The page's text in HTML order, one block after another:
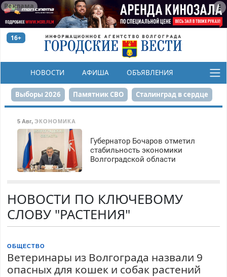
Реклама
16+
НОВОСТИ АФИША ОБЪЯВЛЕНИЯ
КОНКУРСЫ
Выборы 2026 Памятник СВО Сталинград в сердце
Реконструкция ЦПКиО На службе городу
80-летие Победы Парк Героев-летчиков
5 Авг, ЭКОНОМИКА
Губернатор Бочаров отметил
стабильность экономики
Волгоградской области
НОВОСТИ ПО КЛЮЧЕВОМУ
СЛОВУ "РАСТЕНИЯ"
ОБЩЕСТВО
Ветеринары из Волгограда назвали 9
опасных для кошек и собак растений